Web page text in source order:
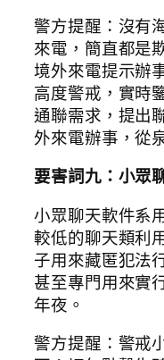
警方提醒：沒有
來電，簡直都是
境外來電提示辦
高度警戒，實時
通聯需求，提出
外來電辦事，從
要害詞九：小眾
小眾聊天軟件系
較低的聊天類利
子用來藏匿犯法
甚至專門用來實
年夜。
警方提醒：警戒